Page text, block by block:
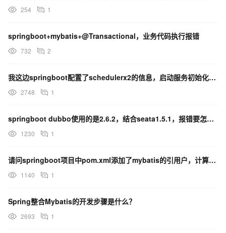
254 1
springboot+mybatis+@Transactional，业务代码执行报错
732 2
我这边springboot配置了schedulerx2的信息，启动服务初始化报错这是为什么
2748 1
springboot dubbo使用的是2.6.2，结合seata1.5.1，报错要怎么解决啊？
1230 1
请问springboot项目中pom.xml添加了mybatis的引用户，计算函数就访问不到了
1140 1
Spring整合Mybatis的开发步骤是什么？
2693 1